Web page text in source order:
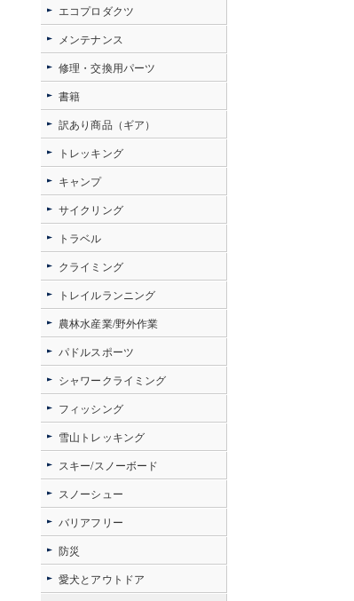
エコプロダクツ
メンテナンス
修理・交換用パーツ
書籍
訳あり商品（ギア）
トレッキング
キャンプ
サイクリング
トラベル
クライミング
トレイルランニング
農林水産業/野外作業
パドルスポーツ
シャワークライミング
フィッシング
雪山トレッキング
スキー/スノーボード
スノーシュー
バリアフリー
防災
愛犬とアウトドア